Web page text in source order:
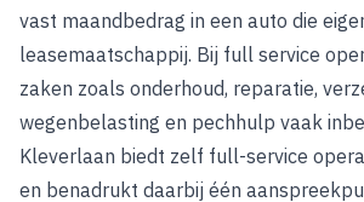
vast maandbedrag in een auto die
leasemaatschappij. Bij full service
zaken zoals onderhoud, reparatie,
wegenbelasting en pechhulp vaak
Kleverlaan biedt zelf full-service
en benadrukt daarbij één